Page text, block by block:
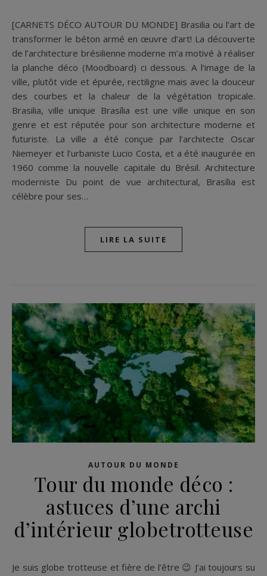
[CARNETS DÉCO AUTOUR DU MONDE] Brasilia ou l’art de
transformer le béton armé en œuvre d’art! La découverte
de l’architecture brésilienne moderne m’a motivé à réaliser
la planche déco (Moodboard) ci dessous. A l’image de la
ville, plutôt vide et épurée, rectiligne mais avec la douceur
des courbes et la chaleur de la végétation tropicale.
Brasilia, ville unique Brasília est une ville unique en son
genre et est réputée pour son architecture moderne et
futuriste. La ville a été conçue par l’architecte Oscar
Niemeyer et l’urbaniste Lucio Costa, et a été inaugurée en
1960 comme la nouvelle capitale du Brésil. Architecture
moderniste Du point de vue architectural, Brasília est
célèbre pour ses…
LIRE LA SUITE
AUTOUR DU MONDE
Tour du monde déco :
astuces d’une archi
d’intérieur globetrotteuse
Je suis globe trotteuse et fière de l’être 😉 J’ai toujours su